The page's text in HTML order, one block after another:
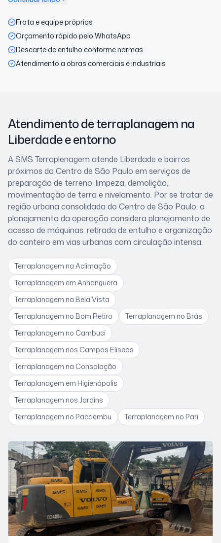
Frota e equipe próprias
Orçamento rápido pelo WhatsApp
Descarte de entulho conforme normas
Atendimento a obras comerciais e industriais
Atendimento de terraplanagem na
Liberdadee entorno
A SMS Terraplenagem atende Liberdade e bairros
próximos da Centro de São Paulo em serviços de
preparação de terreno, limpeza, demolição,
movimentação de terra e nivelamento. Por se tratar de
região urbana consolidada do Centro de São Paulo, o
planejamento da operação considera planejamento de
acesso de máquinas, retirada de entulho e organização
do canteiro em vias urbanas com circulação intensa.
Terraplanagem na Aclimação
Terraplanagem em Anhanguera
Terraplanagem na Bela Vista
Terraplanagem no Bom Retiro Terraplanagem no Brás
Terraplanagem no Cambuci
Terraplanagem nos Campos Elíseos
Terraplanagem na Consolação
Terraplanagem em Higienópolis
Terraplanagem nos Jardins
Terraplanagem no Pacaembu Terraplanagem no Pari